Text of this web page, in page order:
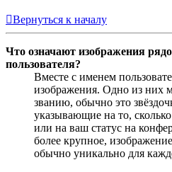
Вернуться к началу
Что означают изображения
пользователя?
Вместе с именем
изображения. Одно из них
званию, обычно это
указывающие на то,
или на ваш статус на
более крупное,
обычно уникально для